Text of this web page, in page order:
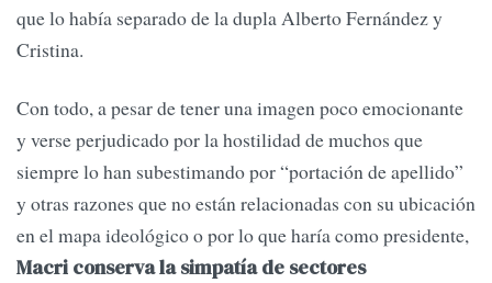
que lo había separado de la dupla Alberto Fernández y
Cristina.
Con todo, a pesar de tener una imagen poco emocionante
y verse perjudicado por la hostilidad de muchos que
siempre lo han subestimando por “portación de apellido”
y otras razones que no están relacionadas con su ubicación
en el mapa ideológico o por lo que haría como presidente,
Macri conserva la simpatía de sectores